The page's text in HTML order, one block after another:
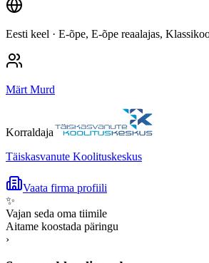
Eesti keel · E-õpe, E-õpe reaalajas,
Märt Murd
Korraldaja
Täiskasvanute Koolituskeskus
Vaata firma profiili
✨
Vajan seda oma tiimile
Aitame koostada päringu
›